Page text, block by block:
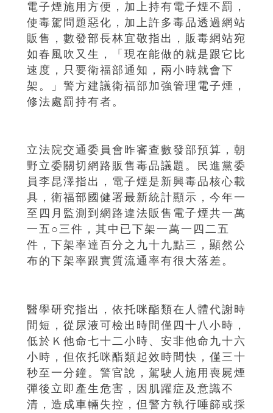
電子煙施用方便，加上持有電子煙不罰，
使毒駕問題惡化，加上許多毒品透過網站
販售，數發部長林宜敬指出，販毒網站宛
如春風吹又生，「現在能做的就是跟它比
速度，只要衛福部通知，兩小時就會下
架。」警方建議衛福部加強管理電子煙，
修法處罰持有者。
立法院交通委員會昨審查數發部預算，朝
野立委關切網路販售毒品議題。民進黨委
員李昆澤指出，電子煙是新興毒品核心載
具，衛福部國健署最新統計顯示，今年一
至四月監測到網路違法販售電子煙共一萬
一五○三件，其中已下架一萬一四二五
件，下架率達百分之九十九點三，顯然公
布的下架率跟實質流通率有很大落差。
醫學研究指出，依托咪酯類在人體代謝時
間短，從尿液可檢出時間僅四十八小時，
低於Ｋ他命七十二小時、安非他命九十六
小時，但依托咪酯類起效時間快，僅三十
秒至一分鐘。警官說，駕駛人施用喪屍煙
彈後立即產生危害，因肌躍症及意識不
清，造成車輛失控，但警方執行唾篩或採